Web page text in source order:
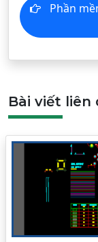
Phần mềm PBC 2025 - Tính toán sức
Bài viết liên